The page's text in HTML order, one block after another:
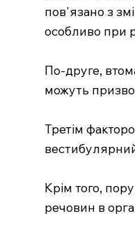
пов'язано з
особливо при
По-друге,
можуть
Третім
Крім того,
речовин в